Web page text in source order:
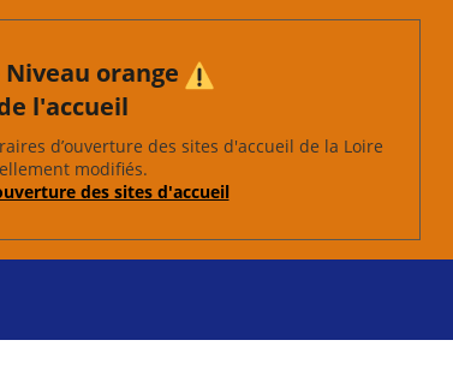
orange
l'accueil
d’ouverture des sites d'accueil de la Loire
modifiés.
des sites d'accueil